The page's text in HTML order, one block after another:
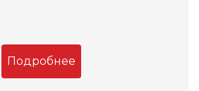
Подробнее